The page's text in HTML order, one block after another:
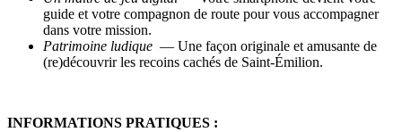
guide et votre compagnon de route pour vous accompagner
dans votre mission.
Patrimoine ludique — Une façon originale et amusante de
(re)découvrir les recoins cachés de Saint-Émilion.
INFORMATIONS PRATIQUES :